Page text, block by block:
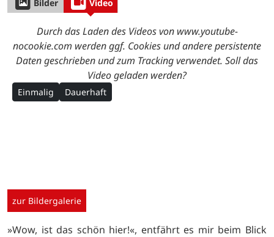
Bilder Video
Durch das Laden des Videos von www.youtube-
nocookie.com werden ggf. Cookies und andere persistente
Daten geschrieben und zum Tracking verwendet. Soll das
Video geladen werden?
Einmalig Dauerhaft
zur Bildergalerie
»Wow, ist das schön hier!«, entfährt es mir beim Blick